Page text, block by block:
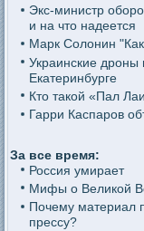
Экс-министр
и на что надеется
Марк Солонин
Украинские дроны
Екатеринбурге
Кто такой «Пал
Гарри Каспаров
За все время:
Россия умирает
Мифы о Великой
Почему материал
прессу?